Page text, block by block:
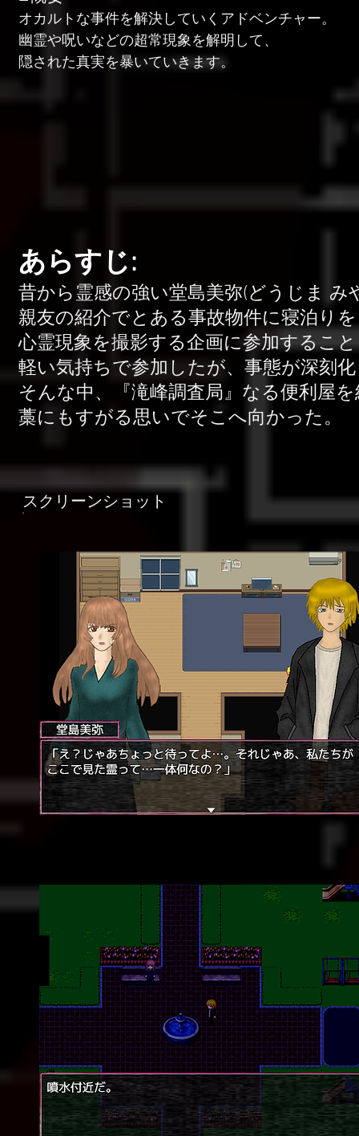
オカルトな事件を解決していくアドベンチャー。
幽霊や呪いなどの超常現象を解明して、
隠された真実を暴いていきます。
あらすじ:
昔から霊感の強い堂島美弥(どうじま み
親友の紹介でとある事故物件に寝泊り
心霊現象を撮影する企画に参加するこ
軽い気持ちで参加したが、事態が深刻
そんな中、『滝峰調査局』なる便利屋
藁にもすがる思いでそこへ向かった。
スクリーンショット